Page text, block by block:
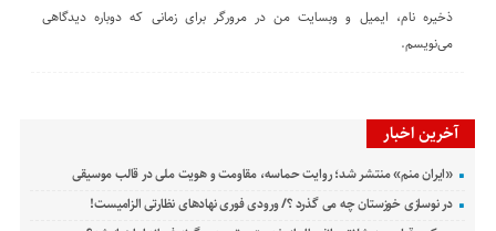
ذخیره نام، ایمیل و وبسایت من در مرورگر برای زمانی که دوباره دیدگاهی
می‌نویسم.
آخرین اخبار
«ایران منم» منتشر شد؛ روایت حماسه، مقاومت و هویت ملی در قالب موسیقی
در نوسازی خوزستان چه می گذرد ؟/ ورودی فوری نهادهای نظارتی الزامیست!